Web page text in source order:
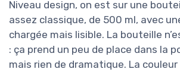
Niveau design, on est sur une
assez classique, de 500 ml, avec
chargée mais lisible. La bouteille
: ça prend un peu de place dans la
mais rien de dramatique. La